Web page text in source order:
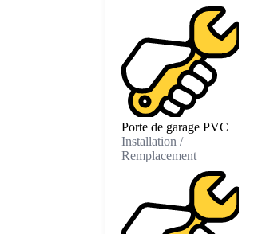
Porte de garage PVC
Installation /
Remplacement